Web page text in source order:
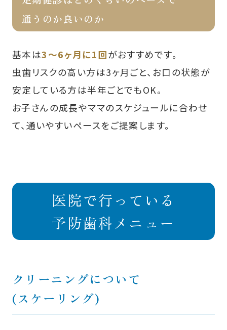
通うのか良いのか
基本は3～6ヶ月に1回がおすすめです。
虫歯リスクの高い方は3ヶ月ごと、お口の状態が
安定している方は半年ごとでもOK。
お子さんの成長やママのスケジュールに合わせ
て、通いやすいペースをご提案します。
医院で行っている
予防歯科メニュー
クリーニングについて
(スケーリング)